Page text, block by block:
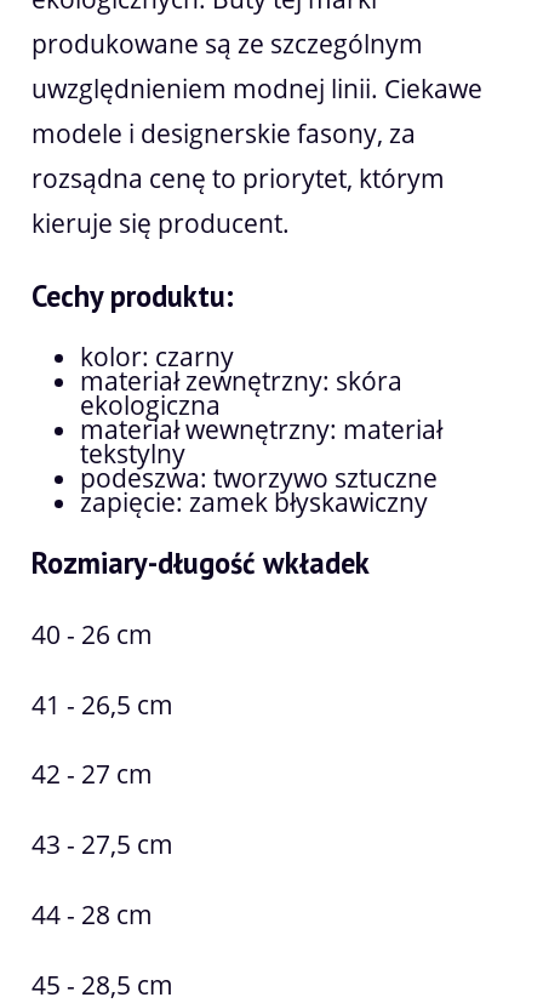
produkowane są ze szczególnym
uwzględnieniem modnej linii. Ciekawe
modele i designerskie fasony, za
rozsądna cenę to priorytet, którym
kieruje się producent.
Cechy produktu:
kolor: czarny
materiał zewnętrzny: skóra
ekologiczna
materiał wewnętrzny: materiał
tekstylny
podeszwa: tworzywo sztuczne
zapięcie: zamek błyskawiczny
Rozmiary-długość wkładek
40 - 26 cm
41 - 26,5 cm
42 - 27 cm
43 - 27,5 cm
44 - 28 cm
45 - 28,5 cm